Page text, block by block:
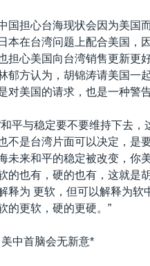
国担心台海现状会因为美国
本在台湾问题上配合美国，
担心美国向台湾销售更新更
郁方认为，胡锦涛请美国一
对美国的请求，也是一种警告
平与稳定要不要维持下去，
不是台湾片面可以决定，是
未来和平的稳定被改变，你
的也有，硬的也有，这就是
释为 更软，但可以解释为软
的更软，硬的更硬。”
中首脑会无新意*